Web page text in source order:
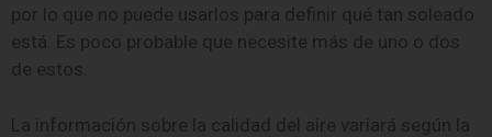
por lo que no puede usarlos para definir qué tan soleado
está. Es poco probable que necesite más de uno o dos
de estos.
La información sobre la calidad del aire variará según la